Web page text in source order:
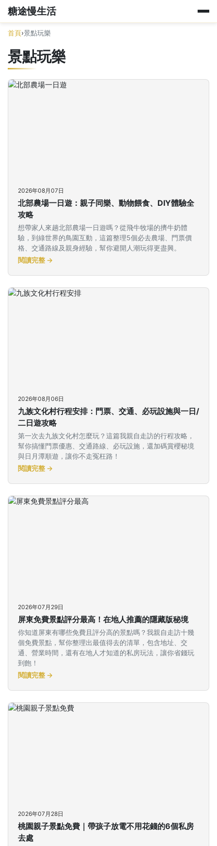
糖途慢生活
首頁›景點玩樂
景點玩樂
2026年08月07日
北部農場一日遊：親子同樂、動物餵食、DIY體驗全
攻略
想帶家人來趟北部農場一日遊嗎？從飛牛牧場的擠牛奶體
驗，到綠世界的鳥園互動，這篇整理5個必去農場、門票價
格、交通路線及親身經驗，幫你避開人潮玩得更盡興。
閱讀完整 →
2026年08月06日
九族文化村行程安排：門票、交通、必玩設施與一日/
二日遊攻略
第一次去九族文化村怎麼玩？這篇我親自走訪的行程攻略，
幫你搞懂門票優惠、交通路線、必玩設施，還加碼賞櫻秘境
與日月潭順遊，讓你不走冤枉路！
閱讀完整 →
2026年07月29日
屏東免費景點評分最高！在地人推薦的隱藏版秘境
你知道屏東有哪些免費且評分高的景點嗎？我親自走訪十幾
個免費景點，幫你整理出最值得去的清單，包含地址、交
通、營業時間，還有在地人才知道的私房玩法，讓你省錢玩
到飽！
閱讀完整 →
2026年07月28日
桃園親子景點免費｜帶孩子放電不用花錢的6個私房
去處